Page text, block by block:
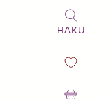
HAKU